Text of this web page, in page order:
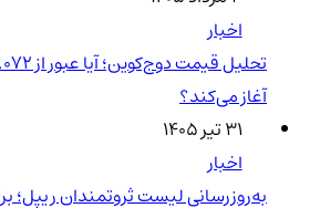
اخبار
آغاز می‌کند؟
۳۱ تیر ۱۴۰۵
اخبار